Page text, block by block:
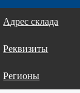
Адрес склада
Реквизиты
Регионы